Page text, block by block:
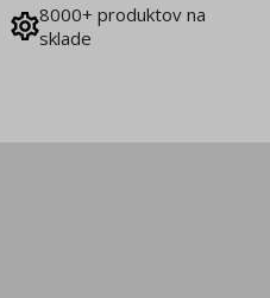
8000+ produktov na
sklade